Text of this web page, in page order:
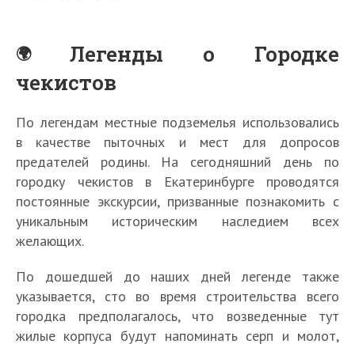
Легенды о Городке
чекистов
По легендам местные подземелья использовались
в качестве пыточных и мест для допросов
предателей родины. На сегодняшний день по
городку чекистов в Екатеринбурге проводятся
постоянные экскурсии, призванные познакомить с
уникальным историческим наследием всех
желающих.
По дошедшей до наших дней легенде также
указывается, сто во время строительства всего
городка предполагалось, что возведенные тут
жилые корпуса будут напоминать серп и молот,